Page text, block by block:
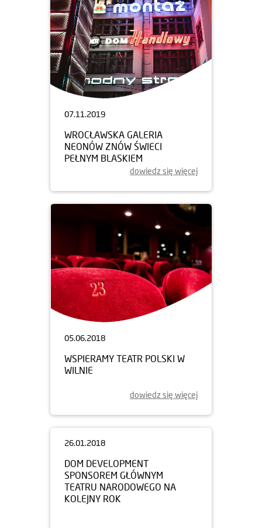
07.11.2019
WROCŁAWSKA GALERIA
NEONÓW ZNÓW ŚWIECI
PEŁNYM BLASKIEM
dowiedz się więcej
05.06.2018
WSPIERAMY TEATR POLSKI W
WILNIE
dowiedz się więcej
26.01.2018
DOM DEVELOPMENT
SPONSOREM GŁÓWNYM
TEATRU NARODOWEGO NA
KOLEJNY ROK